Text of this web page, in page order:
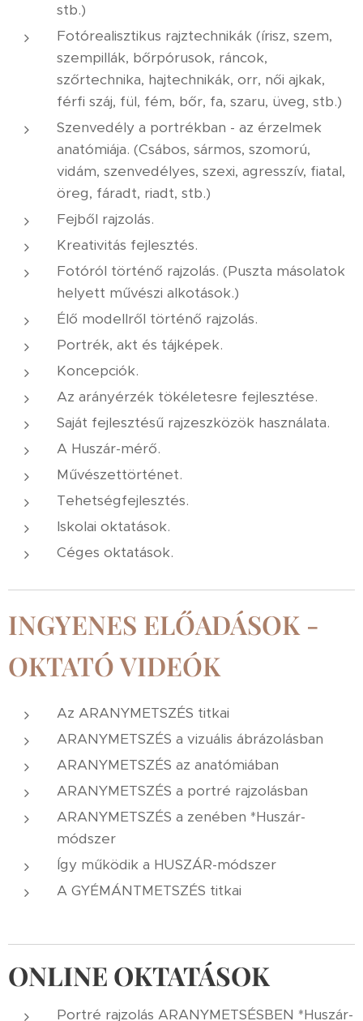
stb.)
Fotórealisztikus rajztechnikák (írisz, szem,
szempillák, bőrpórusok, ráncok,
szőrtechnika, hajtechnikák, orr, női ajkak,
férfi száj, fül, fém, bőr, fa, szaru, üveg, stb.)
Szenvedély a portrékban - az érzelmek
anatómiája. (Csábos, sármos, szomorú,
vidám, szenvedélyes, szexi, agresszív, fiatal,
öreg, fáradt, riadt, stb.)
Fejből rajzolás.
Kreativitás fejlesztés.
Fotóról történő rajzolás. (Puszta másolatok
helyett művészi alkotások.)
Élő modellről történő rajzolás.
Portrék, akt és tájképek.
Koncepciók.
Az arányérzék tökéletesre fejlesztése.
Saját fejlesztésű rajzeszközök használata.
A Huszár-mérő.
Művészettörténet.
Tehetségfejlesztés.
Iskolai oktatások.
Céges oktatások.
INGYENES ELŐADÁSOK -
OKTATÓ VIDEÓK
Az ARANYMETSZÉS titkai
ARANYMETSZÉS a vizuális ábrázolásban
ARANYMETSZÉS az anatómiában
ARANYMETSZÉS a portré rajzolásban
ARANYMETSZÉS a zenében *Huszár-
módszer
Így működik a HUSZÁR-módszer
A GYÉMÁNTMETSZÉS titkai
ONLINE OKTATÁSOK
Portré rajzolás ARANYMETSÉSBEN *Huszár-